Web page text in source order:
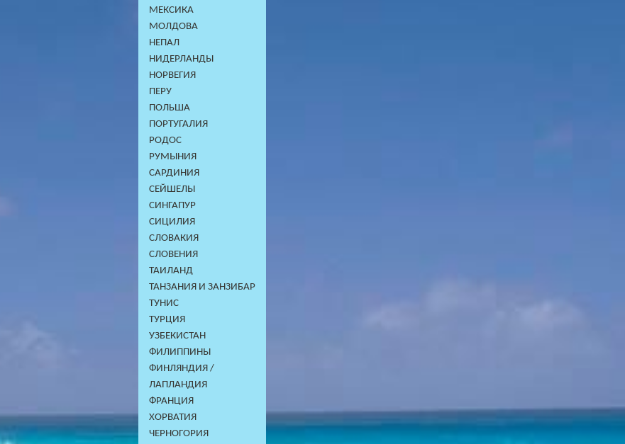
МЕКСИКА
МОЛДОВА
НЕПАЛ
НИДЕРЛАНДЫ
НОРВЕГИЯ
ПЕРУ
ПОЛЬША
ПОРТУГАЛИЯ
РОДОС
РУМЫНИЯ
САРДИНИЯ
СЕЙШЕЛЫ
СИНГАПУР
СИЦИЛИЯ
СЛОВАКИЯ
СЛОВЕНИЯ
ТАИЛАНД
ТАНЗАНИЯ И ЗАНЗИБАР
ТУНИС
ТУРЦИЯ
УЗБЕКИСТАН
ФИЛИППИНЫ
ФИНЛЯНДИЯ /
ЛАПЛАНДИЯ
ФРАНЦИЯ
ХОРВАТИЯ
ЧЕРНОГОРИЯ